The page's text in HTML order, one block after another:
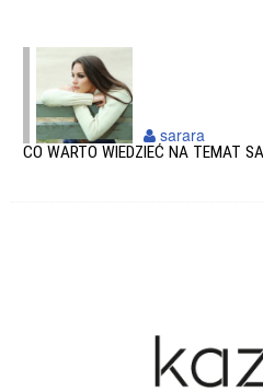
CO WARTO WIEDZIEĆ NA TEMAT
sarara